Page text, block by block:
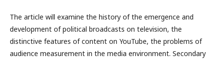
The article will examine the history of the emergence and
development of political broadcasts on television, the
distinctive features of content on YouTube, the problems of
audience measurement in the media environment. Secondary